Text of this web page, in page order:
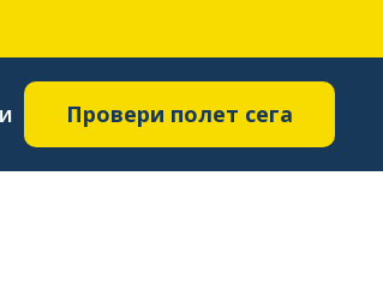
Провери полет сега